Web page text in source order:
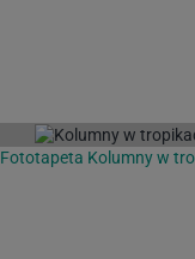
Fototapeta Kolumny w